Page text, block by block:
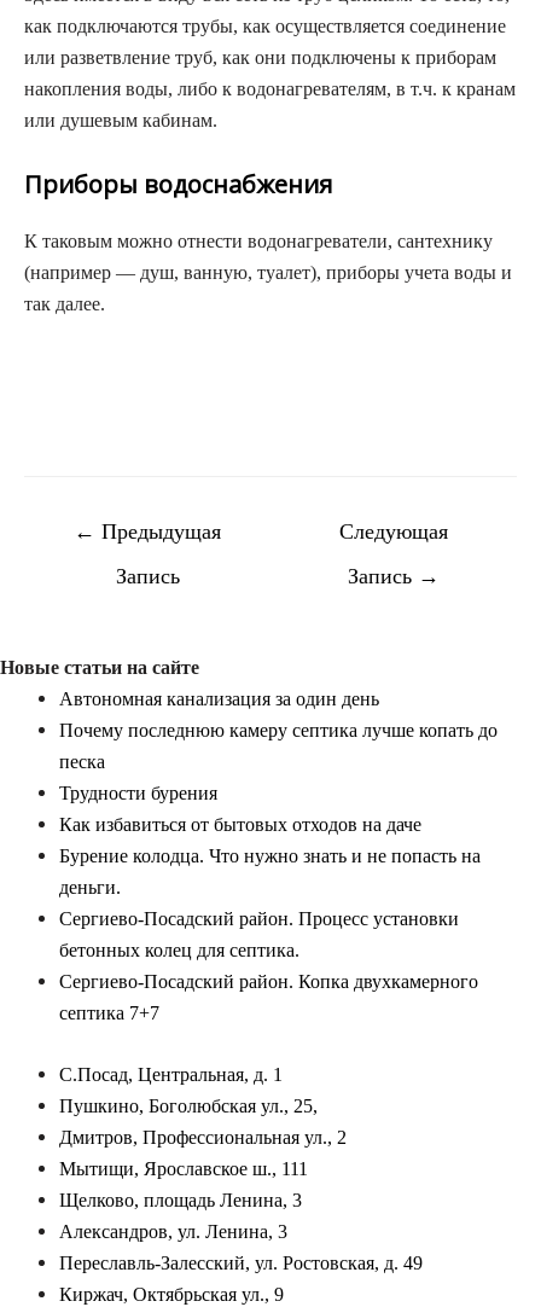
как подключаются трубы, как осуществляется соединение
или разветвление труб, как они подключены к приборам
накопления воды, либо к водонагревателям, в т.ч. к кранам
или душевым кабинам.
Приборы водоснабжения
К таковым можно отнести водонагреватели, сантехнику
(например — душ, ванную, туалет), приборы учета воды и
так далее.
Навигация
← Предыдущая
Запись
Следующая
Запись →
Новые статьи на сайте
Автономная канализация за один день
Почему последнюю камеру септика лучше копать до
песка
Трудности бурения
Как избавиться от бытовых отходов на даче
Бурение колодца. Что нужно знать и не попасть на
деньги.
Сергиево-Посадский район. Процесс установки
бетонных колец для септика.
Сергиево-Посадский район. Копка двухкамерного
септика 7+7
С.Посад, Центральная, д. 1
Пушкино, Боголюбская ул., 25,
Дмитров, Профессиональная ул., 2
Мытищи, Ярославское ш., 111
Щелково, площадь Ленина, 3
Александров, ул. Ленина, 3
Переславль-Залесский, ул. Ростовская, д. 49
Киржач, Октябрьская ул., 9